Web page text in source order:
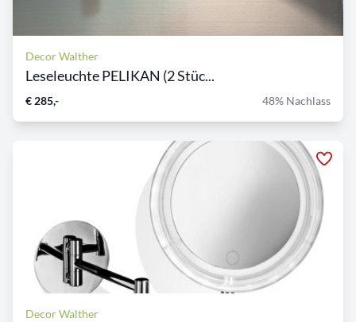
Decor Walther
Leseleuchte PELIKAN (2 Stüc...
€ 285,- 48% Nachlass
Decor Walther